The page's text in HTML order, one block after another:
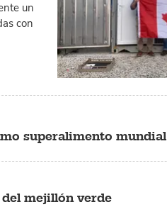
un
con
superalimento mundial
mejillón verde